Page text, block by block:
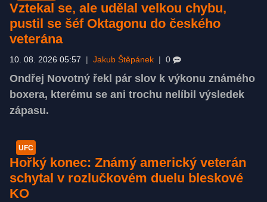
Vztekal se, ale udělal velkou chybu,
pustil se šéf Oktagonu do českého
veterána
10. 08. 2026 05:57 Jakub Štěpánek 0
Ondřej Novotný řekl pár slov k výkonu známého
boxera, kterému se ani trochu nelíbil výsledek
zápasu.
UFC
Hořký konec: Známý americký veterán
schytal v rozlučkovém duelu bleskové
KO